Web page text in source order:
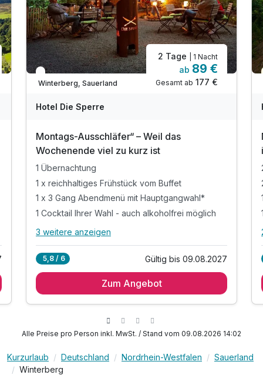
In 1 Woche wieder frei
Winterberg, Sauerland
2 Tage | 1 Nacht
ab 89 €
Gesamt ab 177 €
Hotel Die Sperre
Montags-Ausschläfer“ – Weil das
Wochenende viel zu kurz ist
1 Übernachtung
1 x reichhaltiges Frühstück vom Buffet
1 x 3 Gang Abendmenü mit Hauptgangwahl*
1 Cocktail Ihrer Wahl - auch alkoholfrei möglich
Alle Inklusivleistungen
1 x reichhaltiges Frühstück vom Buffet
inkl. Parkplatz
1 Flasche Mineralwasser
3 weitere anzeigen
5,8 / 6 Gültig bis 09.08.2027
Zum Angebot
Alle Preise pro Person inkl. MwSt. / Stand vom 09.08.2026 14:02
Kurzurlaub Deutschland Nordrhein-Westfalen
Sauerland
Winterberg